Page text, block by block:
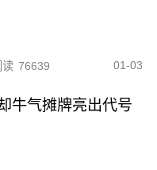
读 76639 01-03
牛气摊牌亮出代号